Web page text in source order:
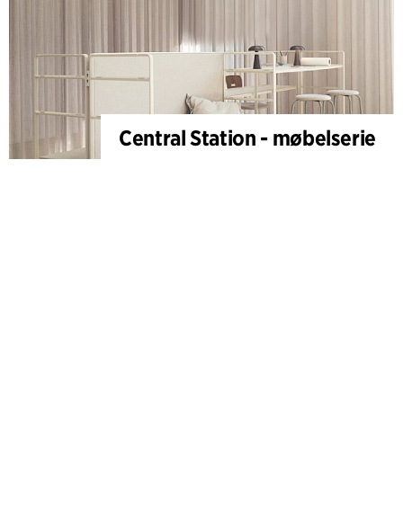
Central Station - møbelserie